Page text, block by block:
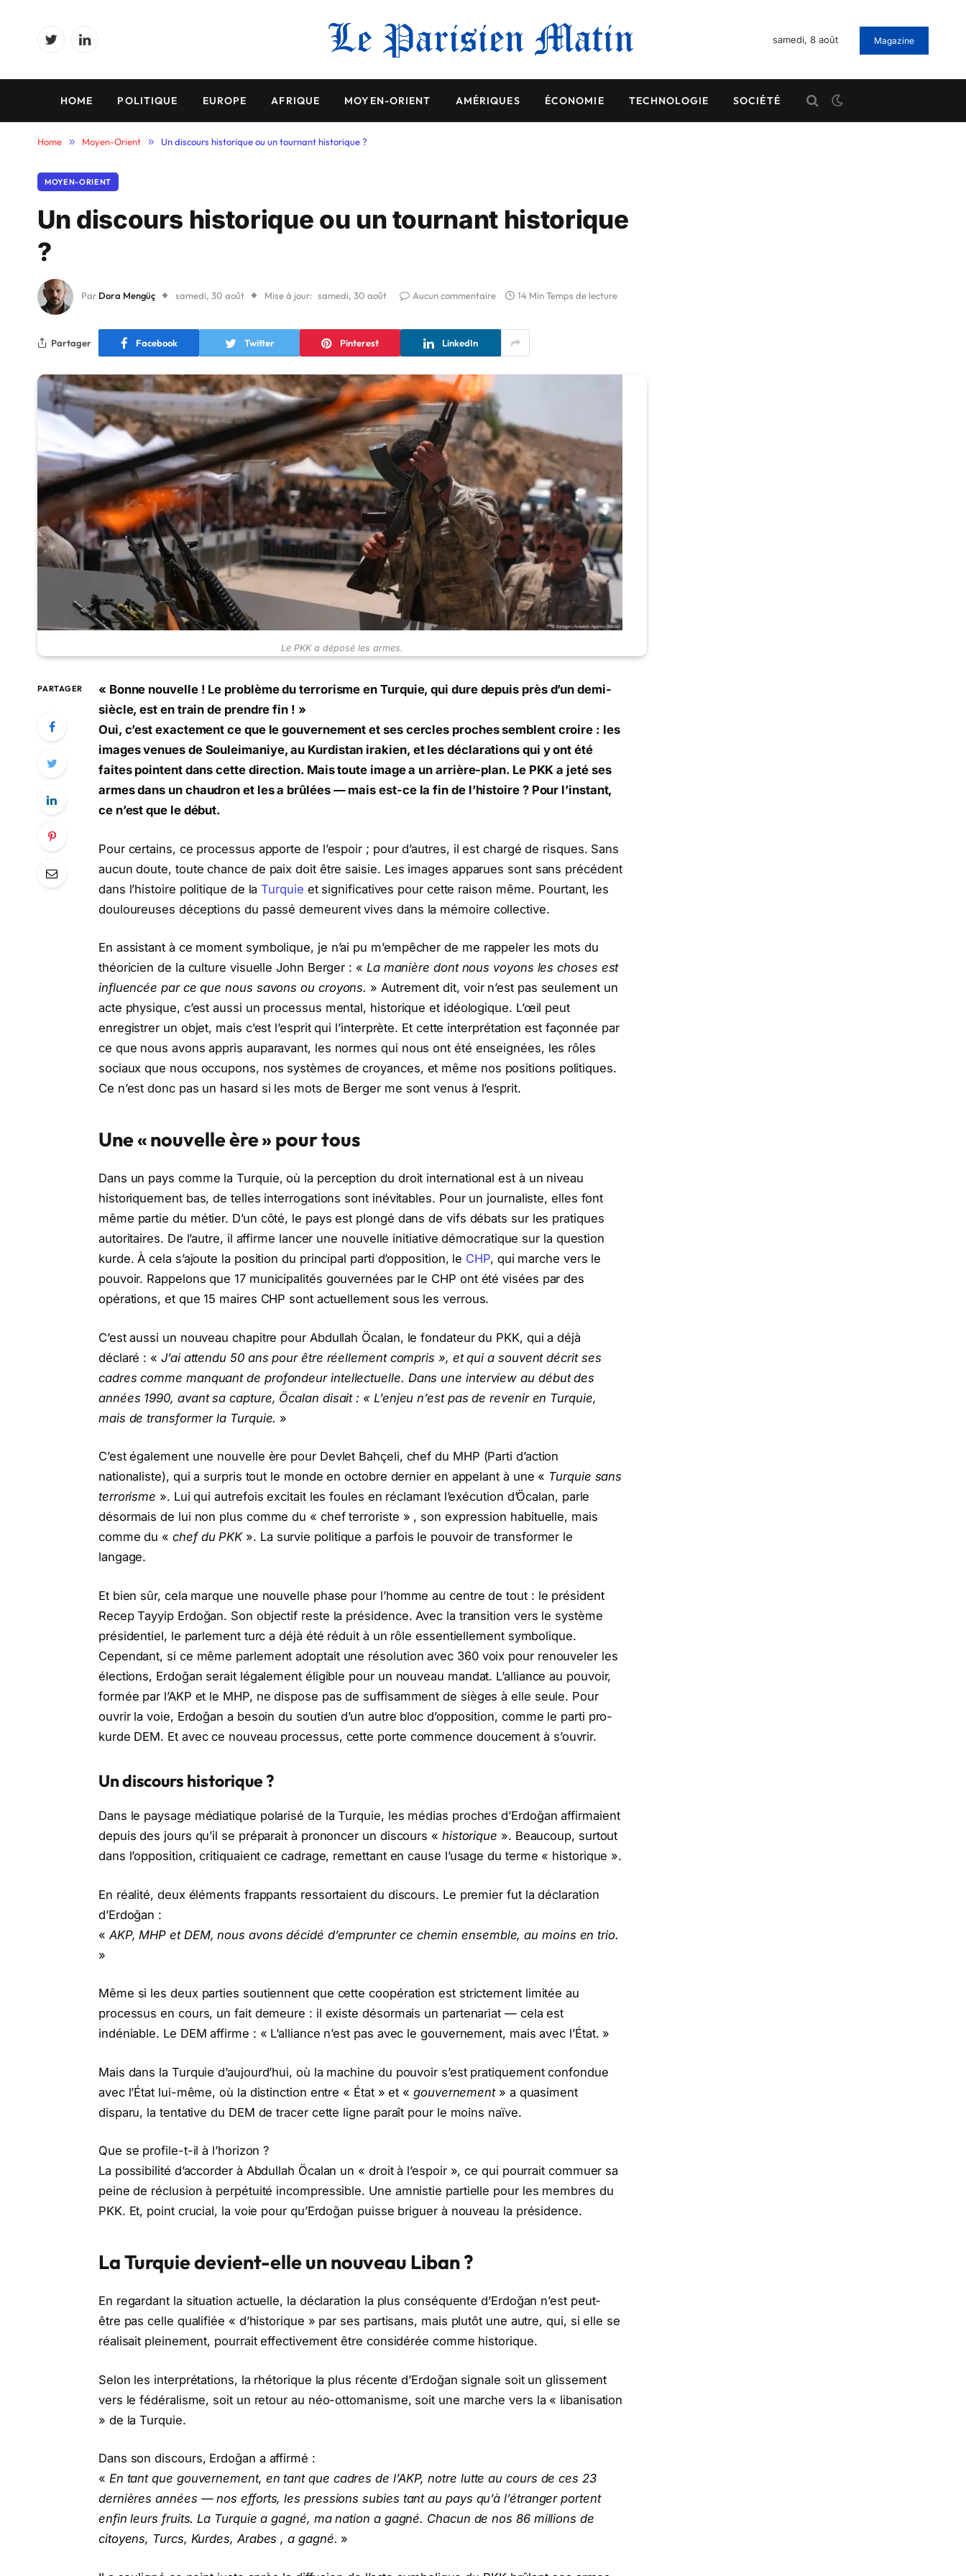
TwitterLinkedIn
samedi, 8 août Magazine
HOME POLITIQUE EUROPE AFRIQUE MOYEN-ORIENT AMÉRIQUES ÉCONOMIE TECHNOLOGIE SOCIÉTÉ
Home » Moyen-Orient » Un discours historique ou un tournant historique ?
MOYEN-ORIENT
Un discours historique ou un tournant historique
?
Par Dora Mengüç samedi, 30 août Mise à jour: samedi, 30 août Aucun commentaire 14 Min Temps de lecture
Partager Facebook Twitter Pinterest LinkedIn
Le PKK a déposé les armes.
PARTAGER
« Bonne nouvelle ! Le problème du terrorisme en Turquie, qui dure depuis près d’un demi-
siècle, est en train de prendre fin ! »
Oui, c’est exactement ce que le gouvernement et ses cercles proches semblent croire : les
images venues de Souleimaniye, au Kurdistan irakien, et les déclarations qui y ont été
faites pointent dans cette direction. Mais toute image a un arrière-plan. Le PKK a jeté ses
armes dans un chaudron et les a brûlées — mais est-ce la fin de l’histoire ? Pour l’instant,
ce n’est que le début.
Pour certains, ce processus apporte de l’espoir ; pour d’autres, il est chargé de risques. Sans
aucun doute, toute chance de paix doit être saisie. Les images apparues sont sans précédent
dans l’histoire politique de laTurquie et significatives pour cette raison même. Pourtant, les
douloureuses déceptions du passé demeurent vives dans la mémoire collective.
En assistant à ce moment symbolique, je n’ai pu m’empêcher de me rappeler les mots du
théoricien de la culture visuelle John Berger : « La manière dont nous voyons les choses est
influencée par ce que nous savons ou croyons. » Autrement dit, voir n’est pas seulement un
acte physique, c’est aussi un processus mental, historique et idéologique. L’œil peut
enregistrer un objet, mais c’est l’esprit qui l’interprète. Et cette interprétation est façonnée par
ce que nous avons appris auparavant, les normes qui nous ont été enseignées, les rôles
sociaux que nous occupons, nos systèmes de croyances, et même nos positions politiques.
Ce n’est donc pas un hasard si les mots de Berger me sont venus à l’esprit.
Une « nouvelle ère » pour tous
Dans un pays comme la Turquie, où la perception du droit international est à un niveau
historiquement bas, de telles interrogations sont inévitables. Pour un journaliste, elles font
même partie du métier. D’un côté, le pays est plongé dans de vifs débats sur les pratiques
autoritaires. De l’autre, il affirme lancer une nouvelle initiative démocratique sur la question
kurde. À cela s’ajoute la position du principal parti d’opposition, le CHP, qui marche vers le
pouvoir. Rappelons que 17 municipalités gouvernées par le CHP ont été visées par des
opérations, et que 15 maires CHP sont actuellement sous les verrous.
C’est aussi un nouveau chapitre pour Abdullah Öcalan, le fondateur du PKK, qui a déjà
déclaré : « J’ai attendu 50 ans pour être réellement compris », et qui a souvent décrit ses
cadres comme manquant de profondeur intellectuelle. Dans une interview au début des
années 1990, avant sa capture, Öcalan disait : « L’enjeu n’est pas de revenir en Turquie,
mais de transformer la Turquie. »
C’est également une nouvelle ère pour Devlet Bahçeli, chef du MHP (Parti d’action
nationaliste), qui a surpris tout le monde en octobre dernier en appelant à une « Turquie sans
terrorisme ». Lui qui autrefois excitait les foules en réclamant l’exécution d’Öcalan, parle
désormais de lui non plus comme du « chef terroriste » , son expression habituelle, mais
comme du «chef du PKK». La survie politique a parfois le pouvoir de transformer le
langage.
Et bien sûr, cela marque une nouvelle phase pour l’homme au centre de tout : le président
Recep Tayyip Erdoğan. Son objectif reste la présidence. Avec la transition vers le système
présidentiel, le parlement turc a déjà été réduit à un rôle essentiellement symbolique.
Cependant, si ce même parlement adoptait une résolution avec 360 voix pour renouveler les
élections, Erdoğan serait légalement éligible pour un nouveau mandat. L’alliance au pouvoir,
formée par l’AKP et le MHP, ne dispose pas de suffisamment de sièges à elle seule. Pour
ouvrir la voie, Erdoğan a besoin du soutien d’un autre bloc d’opposition, comme le parti pro-
kurde DEM. Et avec ce nouveau processus, cette porte commence doucement à s’ouvrir.
Un discours historique ?
Dans le paysage médiatique polarisé de la Turquie, les médias proches d’Erdoğan affirmaient
depuis des jours qu’il se préparait à prononcer un discours « historique ». Beaucoup, surtout
dans l’opposition, critiquaient ce cadrage, remettant en cause l’usage du terme « historique ».
En réalité, deux éléments frappants ressortaient du discours. Le premier fut la déclaration
d’Erdoğan :
« AKP, MHP et DEM, nous avons décidé d’emprunter ce chemin ensemble, au moins en trio.
»
Même si les deux parties soutiennent que cette coopération est strictement limitée au
processus en cours, un fait demeure : il existe désormais un partenariat — cela est
indéniable. Le DEM affirme : « L’alliance n’est pas avec le gouvernement, mais avec l’État. »
Mais dans la Turquie d’aujourd’hui, où la machine du pouvoir s’est pratiquement confondue
avec l’État lui-même, où la distinction entre « État » et «gouvernement» a quasiment
disparu, la tentative du DEM de tracer cette ligne paraît pour le moins naïve.
Que se profile-t-il à l’horizon ?
La possibilité d’accorder à Abdullah Öcalan un « droit à l’espoir », ce qui pourrait commuer sa
peine de réclusion à perpétuité incompressible. Une amnistie partielle pour les membres du
PKK. Et, point crucial, la voie pour qu’Erdoğan puisse briguer à nouveau la présidence.
La Turquie devient-elle un nouveau Liban ?
En regardant la situation actuelle, la déclaration la plus conséquente d’Erdoğan n’est peut-
être pas celle qualifiée « d’historique » par ses partisans, mais plutôt une autre, qui, si elle se
réalisait pleinement, pourrait effectivement être considérée comme historique.
Selon les interprétations, la rhétorique la plus récente d’Erdoğan signale soit un glissement
vers le fédéralisme, soit un retour au néo-ottomanisme, soit une marche vers la « libanisation
» de la Turquie.
Dans son discours, Erdoğan a affirmé :
« En tant que gouvernement, en tant que cadres de l’AKP, notre lutte au cours de ces 23
dernières années — nos efforts, les pressions subies tant au pays qu’à l’étranger portent
enfin leurs fruits. La Turquie a gagné, ma nation a gagné. Chacun de nos 86 millions de
citoyens, Turcs, Kurdes, Arabes , a gagné. »